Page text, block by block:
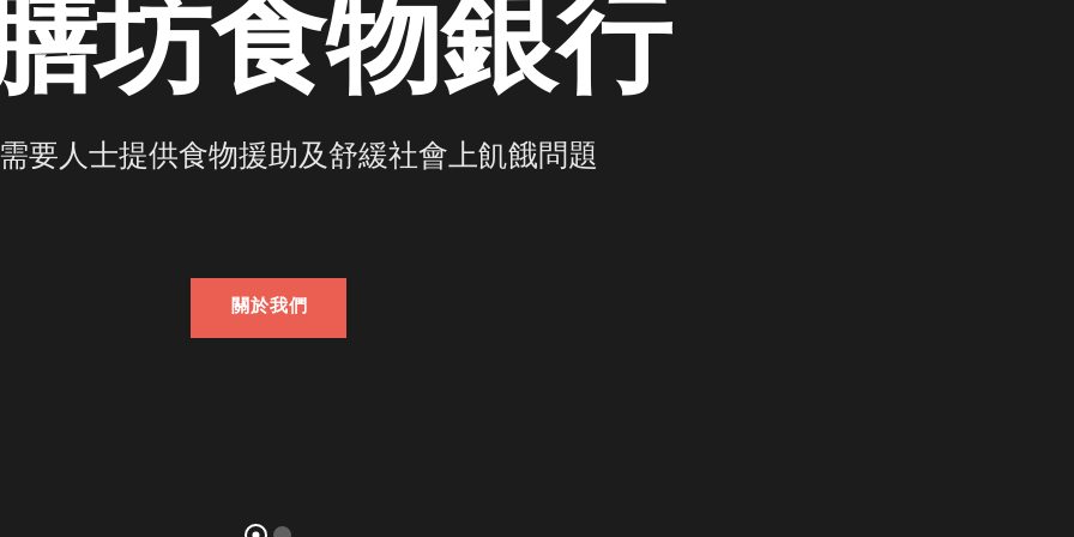
坊食物銀行
要人士提供食物援助及舒緩社會上飢餓問題
關於我們